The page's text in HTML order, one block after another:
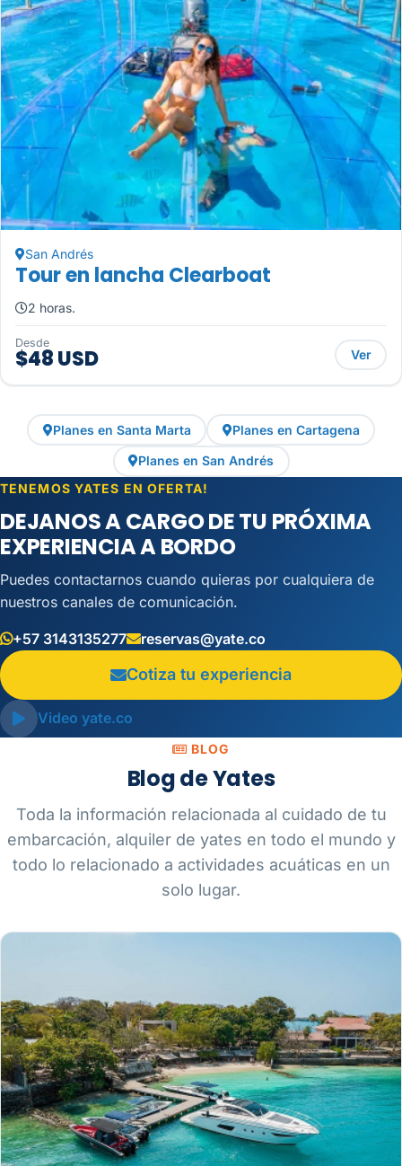
San Andrés
Tour en lancha Clearboat
2 horas.
Desde
$48 USD Ver
Planes en Santa Marta Planes en Cartagena
Planes en San Andrés
TENEMOS YATES EN OFERTA!
DEJANOS A CARGO DE TU PRÓXIMA
EXPERIENCIA A BORDO
Puedes contactarnos cuando quieras por cualquiera de
nuestros canales de comunicación.
+57 3143135277 reservas@yate.co
Cotiza tu experiencia
Video yate.co
BLOG
Blog de Yates
Toda la información relacionada al cuidado de tu
embarcación, alquiler de yates en todo el mundo y
todo lo relacionado a actividades acuáticas en un
solo lugar.